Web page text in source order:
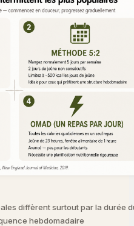
diffèrent surtout par la durée
hebdomadaire